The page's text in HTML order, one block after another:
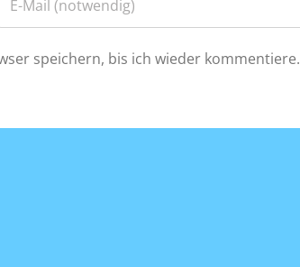
speichern, bis ich wieder kommentiere.